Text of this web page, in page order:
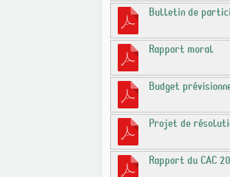
Bulletin de
Rapport moral
Budget
Projet de
Rapport du CAC